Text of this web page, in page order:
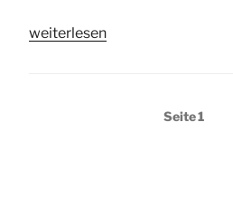
„Gründungsversammlung
weiterlesen
Seitennummerierung
Seite1